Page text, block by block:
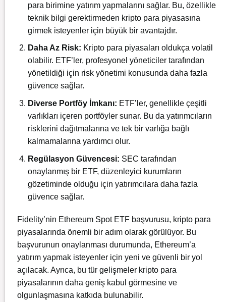
para birimine yatırım yapmalarını sağlar. Bu, özellikle
teknik bilgi gerektirmeden kripto para piyasasına
girmek isteyenler için büyük bir avantajdır.
Daha Az Risk: Kripto para piyasaları oldukça volatil
olabilir. ETF’ler, profesyonel yöneticiler tarafından
yönetildiği için risk yönetimi konusunda daha fazla
güvence sağlar.
Diverse Portföy İmkanı: ETF’ler, genellikle çeşitli
varlıkları içeren portföyler sunar. Bu da yatırımcıların
risklerini dağıtmalarına ve tek bir varlığa bağlı
kalmamalarına yardımcı olur.
Regülasyon Güvencesi: SEC tarafından
onaylanmış bir ETF, düzenleyici kurumların
gözetiminde olduğu için yatırımcılara daha fazla
güvence sağlar.
Fidelity’nin Ethereum Spot ETF başvurusu, kripto para
piyasalarında önemli bir adım olarak görülüyor. Bu
başvurunun onaylanması durumunda, Ethereum’a
yatırım yapmak isteyenler için yeni ve güvenli bir yol
açılacak. Ayrıca, bu tür gelişmeler kripto para
piyasalarının daha geniş kabul görmesine ve
olgunlaşmasına katkıda bulunabilir.